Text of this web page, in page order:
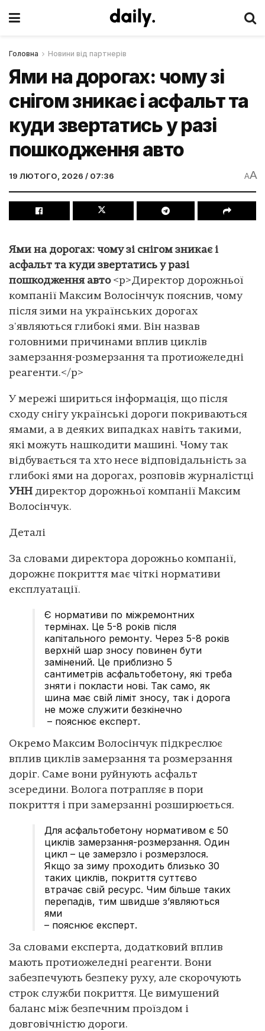
Головна Новини від партнерів
Ями на дорогах: чому зі
снігом зникає і асфальт та
куди звертатись у разі
пошкодження авто
19 ЛЮТОГО, 2026 / 07:36 AA
Ями на дорогах: чому зі снігом зникає і
асфальт та куди звертатись у разі
пошкодження авто <p>Директор дорожньої
компанії Максим Волосінчук пояснив, чому
після зими на українських дорогах
з'являються глибокі ями. Він назвав
головними причинами вплив циклів
замерзання-розмерзання та протиожеледні
реагенти.</p>
У мережі шириться інформація, що після
сходу снігу українські дороги покриваються
ямами, а в деяких випадках навіть такими,
які можуть нашкодити машині. Чому так
відбувається та хто несе відповідальність за
глибокі ями на дорогах, розповів журналістці
УНН директор дорожньої компанії Максим
Волосінчук.
Деталі
За словами директора дорожньо компанії,
дорожнє покриття має чіткі нормативи
експлуатації.
Є нормативи по міжремонтних
термінах. Це 5-8 років після
капітального ремонту. Через 5-8 років
верхній шар зносу повинен бути
замінений. Це приблизно 5
сантиметрів асфальтобетону, які треба
зняти і покласти нові. Так само, як
шина має свій ліміт зносу, так і дорога
не може служити безкінечно
– пояснює експерт.
Окремо Максим Волосінчук підкреслює
вплив циклів замерзання та розмерзання
доріг. Саме вони руйнують асфальт
зсередини. Волога потрапляє в пори
покриття і при замерзанні розширюється.
Для асфальтобетону нормативом є 50
циклів замерзання-розмерзання. Один
цикл – це замерзло і розмерзлося.
Якщо за зиму проходить близько 30
таких циклів, покриття суттєво
втрачає свій ресурс. Чим більше таких
перепадів, тим швидше з’являються
ями
– пояснює експерт.
За словами експерта, додатковий вплив
мають протиожеледні реагенти. Вони
забезпечують безпеку руху, але скорочують
строк служби покриття. Це вимушений
баланс між безпечним проїздом і
довговічністю дороги.